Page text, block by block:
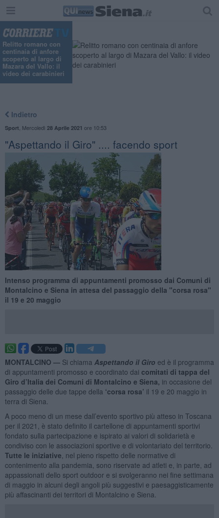
Relitto romano con
centinaia di anfore
scoperto al largo di
Mazara del Vallo: il
video dei carabinieri
Indietro
Sport Mercoledì 28 Aprile 2021 ore 10:53
"Aspettando il Giro" .... facendo sport
Intenso programma di appuntamenti promosso dai Comuni di
Montalcino e Siena in attesa del passaggio della "corsa rosa"
il 19 e 20 maggio
MONTALCINO — Si chiama Aspettando il Giro ed è il programma
di appuntamenti promosso e coordinato dai comitati di tappa del
Giro d’Italia dei Comuni di Montalcino e Siena, in occasione del
passaggio delle due tappe della ‘corsa rosa’ il 19 e 20 maggio in
terra di Siena.
A poco meno di un mese dall’evento sportivo più atteso in Toscana
per il 2021, è stato definito il cartellone di appuntamenti sportivi
fondato sulla partecipazione e ispirato ai valori di solidarietà e
condiviso con le associazioni sportive e di volontariato del territorio.
Tutte le iniziative , nel pieno rispetto delle normative di
contenimento alla pandemia, sono riservate ad atleti e, in parte, ad
appassionati dello sport outdoor e si svolgeranno nei fine settimana
di maggio in alcuni degli angoli più suggestivi e paesaggisticamente
più affascinanti dei territori di Montalcino e Siena.